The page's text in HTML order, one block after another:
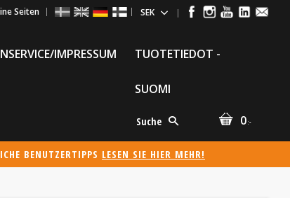
Seiten
IMPRESSUM TUOTETIEDOT -
SUOMI
Suche 0:-
BENUTZERTIPPS LESEN SIE HIER MEHR!